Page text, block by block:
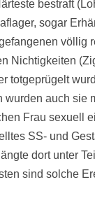
bestraft
sogar
völlig
Nichtigkeiten
totgeprügelt
auch sie
Frau sexuell
SS- und
dort unter
sind solche